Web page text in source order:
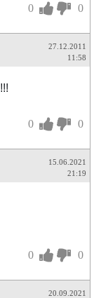
0 0
27.12.2011
11:58
0 0
15.06.2021
21:19
0 0
20.09.2021